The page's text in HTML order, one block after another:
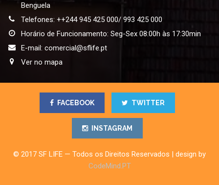
Benguela
Telefones: ++244 945 425 000/ 993 425 000
Horário de Funcionamento: Seg-Sex 08:00h às 17:30min
E-mail: comercial@sflife.pt
Ver no mapa
FACEBOOK TWITTER
INSTAGRAM
© 2017 SF LIFE — Todos os Direitos Reservados | design by
CodeMind.PT